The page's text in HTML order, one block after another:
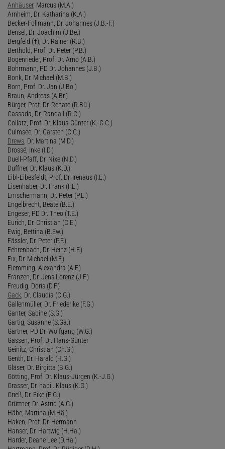
Anhäuser, Marcus (M.A.)
Arnheim, Dr. Katharina (K.A.)
Becker-Follmann, Dr. Johannes (J.B.-F.)
Bensel, Dr. Joachim (J.Be.)
Bergfeld (†), Dr. Rainer (R.B.)
Berthold, Prof. Dr. Peter (P.B.)
Bogenrieder, Prof. Dr. Arno (A.B.)
Bohrmann, PD Dr. Johannes (J.B.)
Bonk, Dr. Michael (M.B.)
Born, Prof. Dr. Jan (J.Bo.)
Braun, Andreas (A.Br.)
Bürger, Prof. Dr. Renate (R.Bü.)
Cassada, Dr. Randall (R.C.)
Collatz, Prof. Dr. Klaus-Günter (K.-G.C.)
Culmsee, Dr. Carsten (C.C.)
Drews , Dr. Martina (M.D.)
Drossé, Inke (I.D.)
Duell-Pfaff, Dr. Nixe (N.D.)
Duffner, Dr. Klaus (K.D.)
Eibl-Eibesfeldt, Prof. Dr. Irenäus (I.E.)
Eisenhaber, Dr. Frank (F.E.)
Emschermann, Dr. Peter (P.E.)
Engelbrecht, Beate (B.E.)
Engeser, PD Dr. Theo (T.E.)
Eurich, Dr. Christian (C.E.)
Ewig, Bettina (B.Ew.)
Fässler, Dr. Peter (P.F.)
Fehrenbach, Dr. Heinz (H.F.)
Fix, Dr. Michael (M.F.)
Flemming, Alexandra (A.F.)
Franzen, Dr. Jens Lorenz (J.F.)
Freudig, Doris (D.F.)
Gack , Dr. Claudia (C.G.)
Gallenmüller, Dr. Friederike (F.G.)
Ganter, Sabine (S.G.)
Gärtig, Susanne (S.Gä.)
Gärtner, PD Dr. Wolfgang (W.G.)
Gassen, Prof. Dr. Hans-Günter
Geinitz, Christian (Ch.G.)
Genth, Dr. Harald (H.G.)
Gläser, Dr. Birgitta (B.G.)
Götting, Prof. Dr. Klaus-Jürgen (K.-J.G.)
Grasser, Dr. habil. Klaus (K.G.)
Grieß, Dr. Eike (E.G.)
Grüttner, Dr. Astrid (A.G.)
Häbe, Martina (M.Hä.)
Haken, Prof. Dr. Hermann
Hanser, Dr. Hartwig (H.Ha.)
Harder, Deane Lee (D.Ha.)